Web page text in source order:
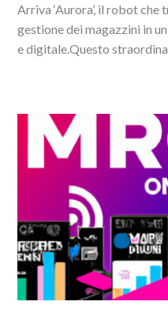
Arriva ‘Aurora’, il robot
gestione dei magazzini in
e digitale.Questo